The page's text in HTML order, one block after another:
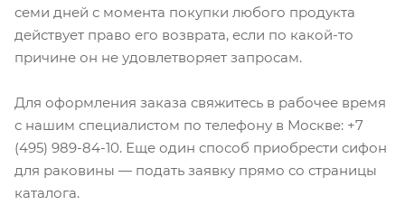
семи дней с момента покупки любого продукта
действует право его возврата, если по какой-то
причине он не удовлетворяет запросам.
Для оформления заказа свяжитесь в рабочее время
с нашим специалистом по телефону в Москве: +7
(495) 989-84-10. Еще один способ приобрести сифон
для раковины — подать заявку прямо со страницы
каталога.